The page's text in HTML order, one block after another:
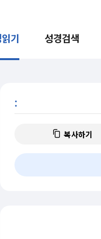
기 성경검색
:
복사하기